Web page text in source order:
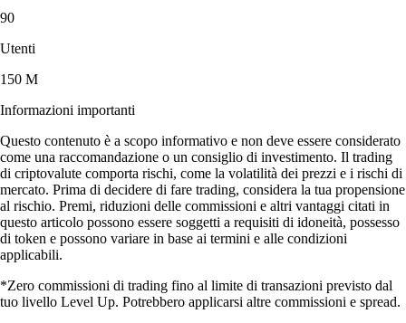
90
Utenti
150 M
Informazioni importanti
Questo contenuto è a scopo informativo e non deve essere considerato
come una raccomandazione o un consiglio di investimento. Il trading
di criptovalute comporta rischi, come la volatilità dei prezzi e i rischi di
mercato. Prima di decidere di fare trading, considera la tua propensione
al rischio. Premi, riduzioni delle commissioni e altri vantaggi citati in
questo articolo possono essere soggetti a requisiti di idoneità, possesso
di token e possono variare in base ai termini e alle condizioni
applicabili.
*Zero commissioni di trading fino al limite di transazioni previsto dal
tuo livello Level Up. Potrebbero applicarsi altre commissioni e spread.